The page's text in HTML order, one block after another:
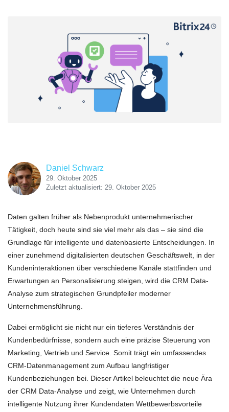
Daniel Schwarz
29. Oktober 2025
Zuletzt aktualisiert: 29. Oktober 2025
Daten galten früher als Nebenprodukt unternehmerischer
Tätigkeit, doch heute sind sie viel mehr als das – sie sind die
Grundlage für intelligente und datenbasierte Entscheidungen. In
einer zunehmend digitalisierten deutschen Geschäftswelt, in der
Kundeninteraktionen über verschiedene Kanäle stattfinden und
Erwartungen an Personalisierung steigen, wird die CRM Data-
Analyse zum strategischen Grundpfeiler moderner
Unternehmensführung.
Dabei ermöglicht sie nicht nur ein tieferes Verständnis der
Kundenbedürfnisse, sondern auch eine präzise Steuerung von
Marketing, Vertrieb und Service. Somit trägt ein umfassendes
CRM-Datenmanagement zum Aufbau langfristiger
Kundenbeziehungen bei. Dieser Artikel beleuchtet die neue Ära
der CRM Data-Analyse und zeigt, wie Unternehmen durch
intelligente Nutzung ihrer Kundendaten Wettbewerbsvorteile